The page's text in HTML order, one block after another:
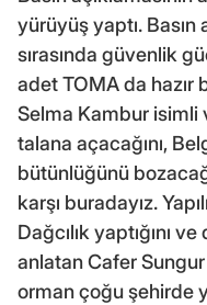
yürüyüş yaptı. Basın
sırasında güvenlik
adet TOMA da hazır
Selma Kambur isimli
talana açacağını,
bütünlüğünü
karşı buradayız.
Dağcılık yaptığını
anlatan Cafer
orman çoğu şehirde